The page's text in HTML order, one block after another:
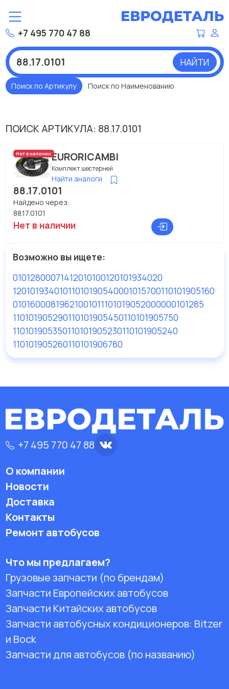
+7 495 770 47 88
НАЙТИ
Поиск по Артикулу Поиск по Наименованию
ПОИСК АРТИКУЛА: 88.17.0101
Нет в наличииEURORICAMBI
Комплект шестерней
Найти аналоги
88.17.0101
Найдено через:
88.17.0101
Нет в наличии
Возможно вы ищете:
01012800071412010100120101934020
12010193401011010190540001015700110101905160
01016000819621001011101019052000000101285
110101905290110101905450110101905750
110101905350110101905230110101905240
110101905260110101906780
+7 495 770 47 88
О компании
Новости
Доставка
Контакты
Ремонт автобусов
Что мы предлагаем?
Грузовые запчасти (по брендам)
Запчасти Европейских автобусов
Запчасти Китайских автобусов
Запчасти автобусных кондиционеров: Bitzer
и Bock
Запчасти для автобусов (по названию)